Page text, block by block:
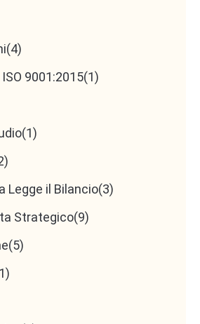
(4)
9001:2015(1)
(1)
Legge il Bilancio(3)
Strategico(9)
(5)